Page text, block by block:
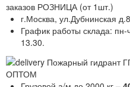
заказов РОЗНИЦА (от 1шт.)
г.Москва, ул.Дубнинская
График работы склада:
13.30.
ОПТОМ